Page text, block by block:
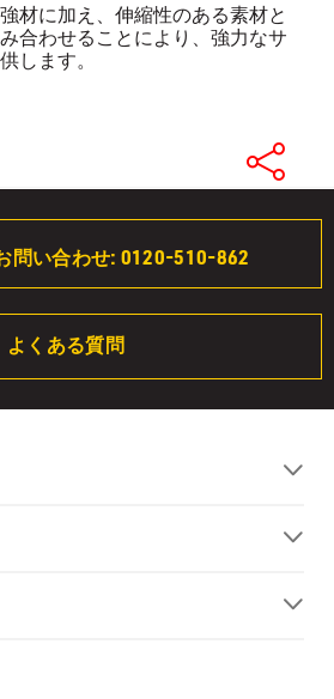
材に加え、伸縮性のある素材と
合わせることにより、強力なサ
します。
問い合わせ: 0120-510-862
よくある質問